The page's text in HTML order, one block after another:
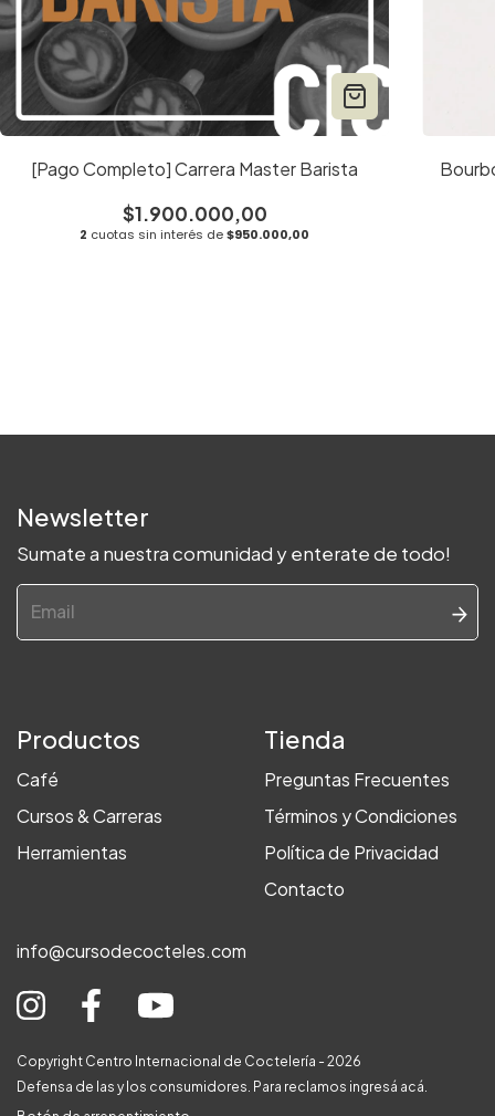
[Pago Completo] Carrera Master Barista
$1.900.000,00
2 cuotas sin interés de$950.000,00
Newsletter
Sumate a nuestra comunidad y enterate de todo!
Productos
Café
Cursos & Carreras
Herramientas
Tienda
Preguntas Frecuentes
Términos y Condiciones
Política de Privacidad
Contacto
info@cursodecocteles.com
Copyright Centro Internacional de Coctelería - 2026
Defensa de las y los consumidores. Para reclamos ingresá acá.